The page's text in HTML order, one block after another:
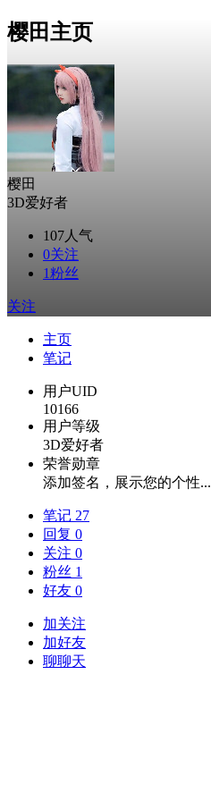
樱田主页
樱田
3D爱好者
107 人气
0关注
1粉丝
关注
主页
笔记
用户UID
10166
用户等级
3D爱好者
荣誉勋章
添加签名，展示您的个性...
笔记 27
回复 0
关注 0
粉丝 1
好友 0
加关注
加好友
聊聊天